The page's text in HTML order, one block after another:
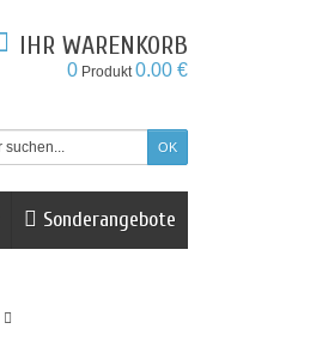
IHR WARENKORB
0 Produkt0.00 €
Sonderangebote